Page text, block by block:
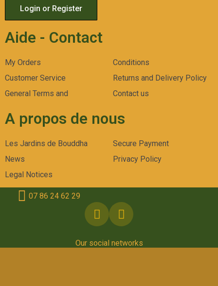
Login or Register
Aide - Contact
My Orders
Customer Service
General Terms and
Conditions
Returns and Delivery Policy
Contact us
A propos de nous
Les Jardins de Bouddha
News
Legal Notices
Secure Payment
Privacy Policy
Our social networks
07 86 24 62 29